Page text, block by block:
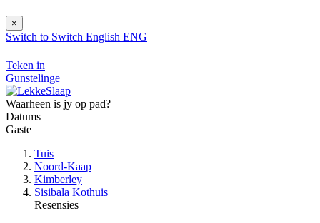
×
Switch to Switch English ENG
Teken in
Gunstelinge
Waarheen is jy op pad?
Datums
Gaste
Tuis
Noord-Kaap
Kimberley
Sisibala Kothuis
Resensies